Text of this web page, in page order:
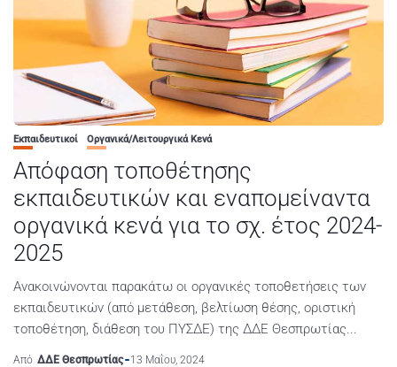
Εκπαιδευτικοί Οργανικά/Λειτουργικά Κενά
Απόφαση τοποθέτησης
εκπαιδευτικών και εναπομείναντα
οργανικά κενά για το σχ. έτος 2024-
2025
Ανακοινώνονται παρακάτω οι οργανικές τοποθετήσεις των
εκπαιδευτικών (από μετάθεση, βελτίωση θέσης, οριστική
τοποθέτηση, διάθεση του ΠΥΣΔΕ) της ΔΔΕ Θεσπρωτίας...
Από ΔΔΕ Θεσπρωτίας 13 Μαΐου, 2024